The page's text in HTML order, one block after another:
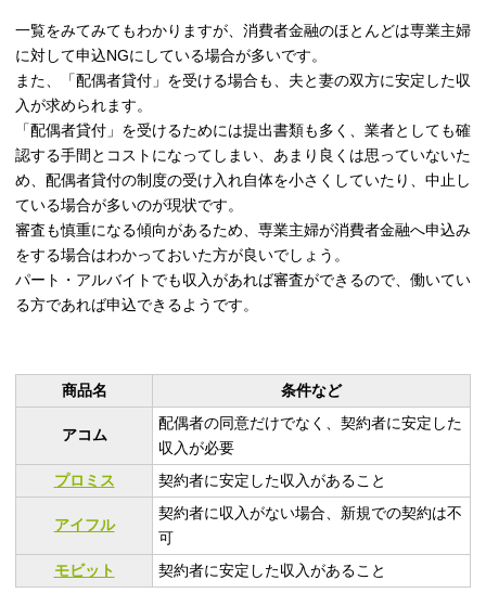
一覧をみてみてもわかりますが、消費者金融のほとんどは専業主婦
に対して申込NGにしている場合が多いです。
また、「配偶者貸付」を受ける場合も、夫と妻の双方に安定した収
入が求められます。
「配偶者貸付」を受けるためには提出書類も多く、業者としても確
認する手間とコストになってしまい、あまり良くは思っていないた
め、配偶者貸付の制度の受け入れ自体を小さくしていたり、中止し
ている場合が多いのが現状です。
審査も慎重になる傾向があるため、専業主婦が消費者金融へ申込み
をする場合はわかっておいた方が良いでしょう。
パート・アルバイトでも収入があれば審査ができるので、働いてい
る方であれば申込できるようです。
商品名 条件など
アコム
配偶者の同意だけでなく、契約者に安定した
収入が必要
プロミス
契約者に安定した収入があること
アイフル
契約者に収入がない場合、新規での契約は不
可
モビット
契約者に安定した収入があること